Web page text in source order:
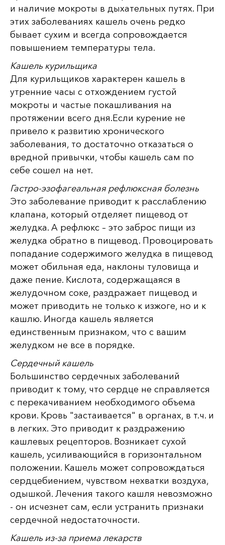
и наличие мокроты в дыхательных путях. При
этих заболеваниях кашель очень редко
бывает сухим и всегда сопровождается
повышением температуры тела.
Кашель курильщика
Для курильщиков характерен кашель в
утренние часы с отхождением густой
мокроты и частые покашливания на
протяжении всего дня.Если курение не
привело к развитию хронического
заболевания, то достаточно отказаться о
вредной привычки, чтобы кашель сам по
себе сошел на нет.
Гастро-эзофагеальная рефлюксная болезнь
Это заболевание приводит к расслаблению
клапана, который отделяет пищевод от
желудка. А рефлюкс – это заброс пищи из
желудка обратно в пищевод. Провоцировать
попадание содержимого желудка в пищевод
может обильная еда, наклоны туловища и
даже пение. Кислота, содержащаяся в
желудочном соке, раздражает пищевод и
может приводить не только к изжоге, но и к
кашлю. Иногда кашель является
единственным признаком, что с вашим
желудком не все в порядке.
Сердечный кашель
Большинство сердечных заболеваний
приводит к тому, что сердце не справляется
с перекачиванием необходимого объема
крови. Кровь "застаивается" в органах, в т.ч. и
в легких. Это приводит к раздражению
кашлевых рецепторов. Возникает сухой
кашель, усиливающийся в горизонтальном
положении. Кашель может сопровождаться
сердцебиением, чувством нехватки воздуха,
одышкой. Лечения такого кашля невозможно
- он исчезнет сам, если устранить признаки
сердечной недостаточности.
Кашель из-за приема лекарств